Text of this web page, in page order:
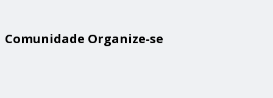
Comunidade Organize-se